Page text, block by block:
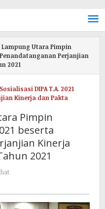
Utara Pimpin
Penandatanganan Perjanjian
2021
DIPA T.A. 2021
Kinerja dan Pakta
Pimpin
beserta
Kinerja
2021